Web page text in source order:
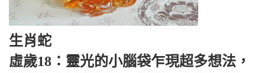
生肖蛇
虛歲18：靈光的小腦袋乍現超多想法，